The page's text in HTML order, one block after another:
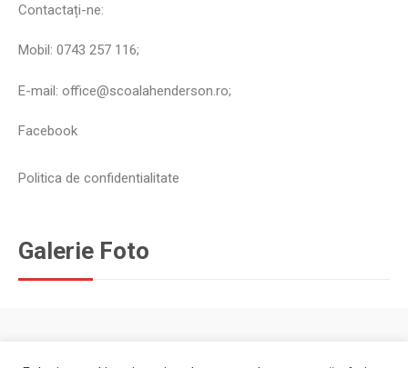
Contactați-ne:
Mobil: 0743 257 116;
E-mail: office@scoalahenderson.ro;
Facebook
Politica de confidentialitate
Galerie Foto